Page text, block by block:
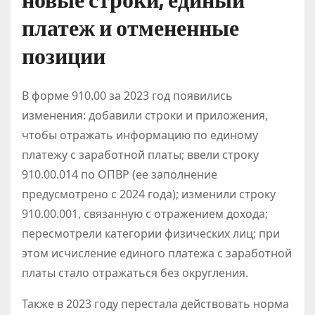
платеж и отмененные
позиции
В форме 910.00 за 2023 год появились
изменения: добавили строки и приложения,
чтобы отражать информацию по единому
платежу с заработной платы; ввели строку
910.00.014 по ОПВР (ее заполнение
предусмотрено с 2024 года); изменили строку
910.00.001, связанную с отражением дохода;
пересмотрели категории физических лиц; при
этом исчисление единого платежа с заработной
платы стало отражаться без округления.
Также в 2023 году перестала действовать норма